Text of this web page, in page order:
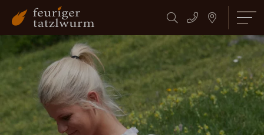
Suchbegriff
eingeben
Suchen